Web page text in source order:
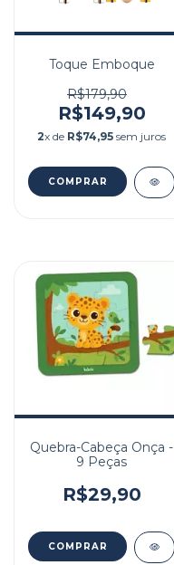
Toque Emboque
R$179,90
R$149,90
2x de R$74,95 sem juros
Quebra-Cabeça Onça -
9 Peças
R$29,90